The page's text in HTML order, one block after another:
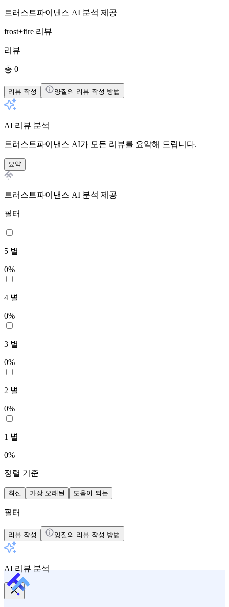
트러스트파이낸스 AI 분석 제공
frost+fire 리뷰
리뷰
총 0
리뷰 작성 양질의 리뷰 작성 방법
AI 리뷰 분석
트러스트파이낸스 AI가 모든 리뷰를 요약해 드립니다.
요약
트러스트파이낸스 AI 분석 제공
필터
5 별
0%
4 별
0%
3 별
0%
2 별
0%
1 별
0%
정렬 기준
최신 가장 오래된 도움이 되는
필터
리뷰 작성 양질의 리뷰 작성 방법
AI 리뷰 분석